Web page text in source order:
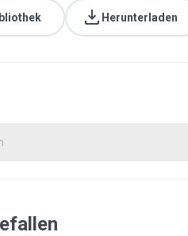
Herunterladen